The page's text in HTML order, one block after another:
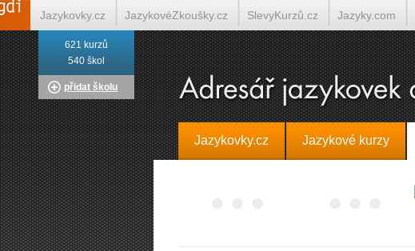
Jazykovky.cz Jazykové kurzy
621 kurzů
540 škol
přidat školu
Jazykovky.cz JazykovéZkoušky.cz SlevyKurzů.cz Jazyky.com
Italština on-line Tlumočení-Překlady.cz Překládá.cz Tlumočí.cz